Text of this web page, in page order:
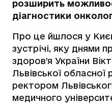
розширить
діагностики
Про це йшлося у
зустрічі, яку днями
здоров’я України
Львівської
ректором
медичного